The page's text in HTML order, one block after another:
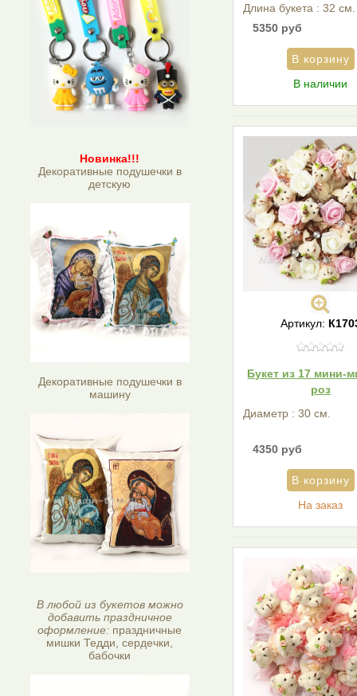
Новинка!!!
Декоративные подушечки в
детскую
Декоративные подушечки в
машину
В любой из букетов можно
добавить праздничное
оформление: праздничные
мишки Тедди, сердечки,
бабочки
Длина букета : 32 см.
5350 руб
В наличии
Артикул:
Букет из 17 мини-
роз
Диаметр : 30 см.
4350 руб
На заказ